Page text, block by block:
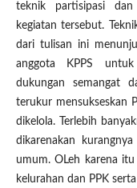
teknik partisipasi dan
kegiatan tersebut.
dari tulisan ini
anggota KPPS
dukungan semangat
terukur mensukseskan
dikelola. Terlebih
dikarenakan
umum. OLeh karena
kelurahan dan PPK